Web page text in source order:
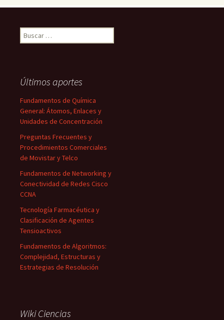
Buscar:
Últimos aportes
Fundamentos de Química
General: Átomos, Enlaces y
Unidades de Concentración
Preguntas Frecuentes y
Procedimientos Comerciales
de Movistar y Telco
Fundamentos de Networking y
Conectividad de Redes Cisco
CCNA
Tecnología Farmacéutica y
Clasificación de Agentes
Tensioactivos
Fundamentos de Algoritmos:
Complejidad, Estructuras y
Estrategias de Resolución
Wiki Ciencias